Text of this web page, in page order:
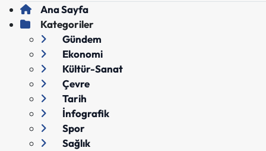
Ana Sayfa
Kategoriler
Gündem
Ekonomi
Kültür-Sanat
Çevre
Tarih
İnfografik
Spor
Sağlık